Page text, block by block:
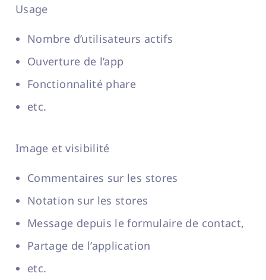
Usage
Nombre d’utilisateurs actifs
Ouverture de l’app
Fonctionnalité phare
etc.
Image et visibilité
Commentaires sur les stores
Notation sur les stores
Message depuis le formulaire de contact,
Partage de l’application
etc.